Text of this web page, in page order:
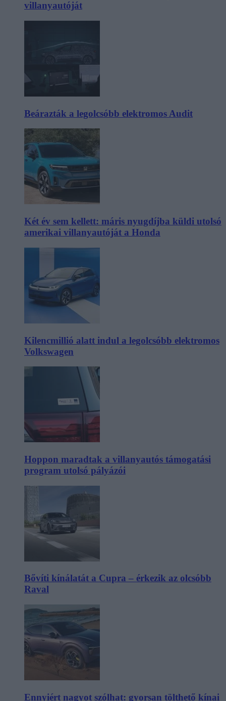
villanyautóját
Beárazták a legolcsóbb elektromos Audit
Két év sem kellett: máris nyugdíjba küldi utolsó
amerikai villanyautóját a Honda
Kilencmillió alatt indul a legolcsóbb elektromos
Volkswagen
Hoppon maradtak a villanyautós támogatási
program utolsó pályázói
Bővíti kínálatát a Cupra – érkezik az olcsóbb
Raval
Ennyiért nagyot szólhat: gyorsan tölthető kínai